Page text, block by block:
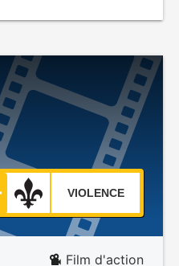
VIOLENCE
Film d'action